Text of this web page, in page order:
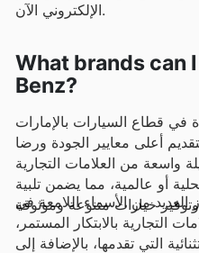
الإلكتروني الآن.
What brands can
Benz?
قطاع السيارات بالإمارات
أعلى معايير الجودة ورضا
واسعة من العلامات التجارية
أو عالمية، مما يضمن تلبية
من الأسماء اللامعة في
التجارية بالابتكار المستمر،
التي تقدمها، بالإضافة إلى